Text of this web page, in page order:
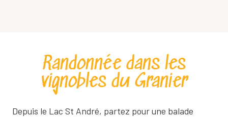
Randonnée dans les
vignobles du Granier
Depuis le Lac St André, partez pour une balade